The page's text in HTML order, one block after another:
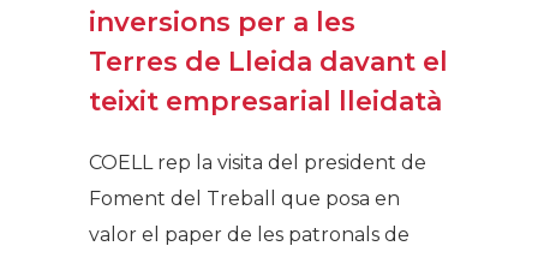
inversions per a les
Terres de Lleida davant el
teixit empresarial lleidatà
COELL rep la visita del president de
Foment del Treball que posa en
valor el paper de les patronals de